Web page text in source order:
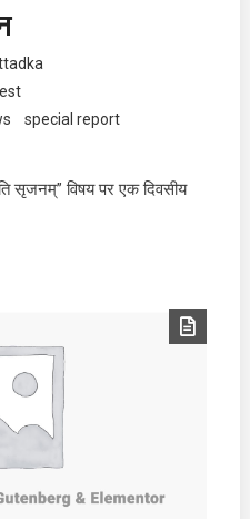
special report
सृजनम्” विषय पर एक दिवसीय